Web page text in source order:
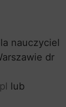
nauczyciel
dr
lub